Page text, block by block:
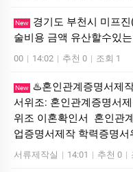
New
경기도 부천시 미프
술비용 금액 유산할수있
00 | 14:02 | 추천 0 | 조회 1
New
♨️혼인관계증명서제
서위조: 혼인관계증명서
위조 이혼확인서 혼인관
업증명서제작 학력증명
서류제작실 | 14:01 | 추천 0 |